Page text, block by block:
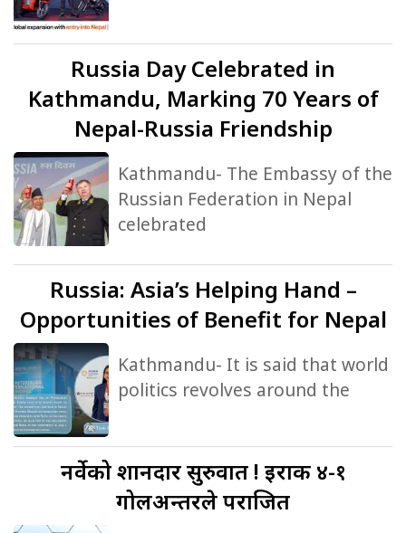
Russia Day Celebrated in
Kathmandu, Marking 70 Years of
Nepal-Russia Friendship
Kathmandu- The Embassy of the
Russian Federation in Nepal
celebrated
Russia: Asia’s Helping Hand –
Opportunities of Benefit for Nepal
Kathmandu- It is said that world
politics revolves around the
नर्वेकोशानदार सुरुवात ! इराक ४-१
गोलअन्तरले पराजित